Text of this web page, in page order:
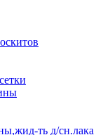
ть д/сн.лака